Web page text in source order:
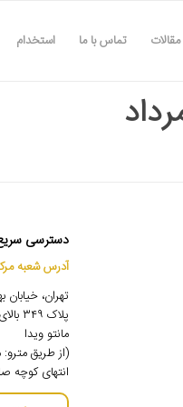
مقالات تماس با ما استخدام
دسترسی
آدرس شعبه
تهران، خیابان
مانتو ویدا
(از طریق
انتهای کوچه